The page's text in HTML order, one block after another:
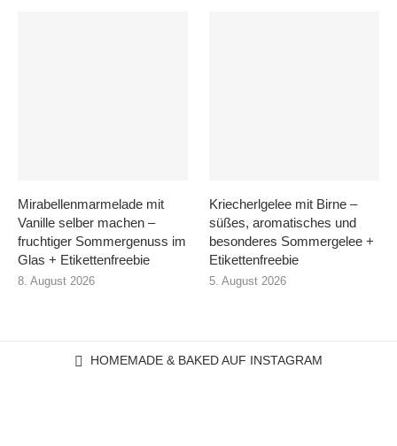
Mirabellenmarmelade mit
Vanille selber machen –
fruchtiger Sommergenuss im
Glas + Etikettenfreebie
8. August 2026
Kriecherlgelee mit Birne –
süßes, aromatisches und
besonderes Sommergelee +
Etikettenfreebie
5. August 2026
HOMEMADE & BAKED AUF INSTAGRAM